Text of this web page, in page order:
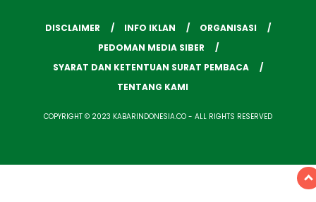
DISCLAIMER INFO IKLAN
ORGANISASI
PEDOMAN MEDIA SIBER
SYARAT DAN KETENTUAN SURAT PEMBACA
TENTANG KAMI
COPYRIGHT © 2023 KABARINDONESIA.CO - ALL RIGHTS RESERVED